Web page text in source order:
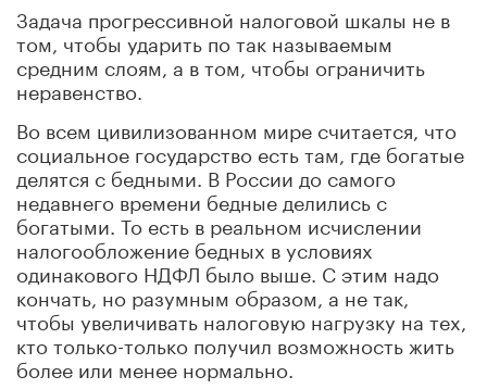
Задача прогрессивной налоговой шкалы не в
том, чтобы ударить по так называемым
средним слоям, а в том, чтобы ограничить
неравенство.
Во всем цивилизованном мире считается, что
социальное государство есть там, где богатые
делятся с бедными. В России до самого
недавнего времени бедные делились с
богатыми. То есть в реальном исчислении
налогообложение бедных в условиях
одинакового НДФЛ было выше. С этим надо
кончать, но разумным образом, а не так,
чтобы увеличивать налоговую нагрузку на тех,
кто только-только получил возможность жить
более или менее нормально.